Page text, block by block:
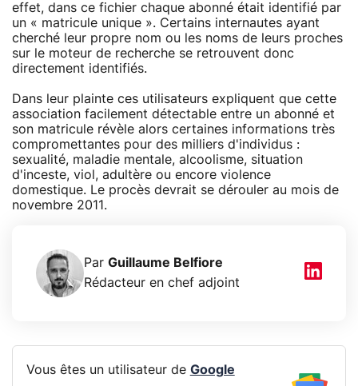
effet, dans ce fichier chaque abonné était identifié par
un « matricule unique ». Certains internautes ayant
cherché leur propre nom ou les noms de leurs proches
sur le moteur de recherche se retrouvent donc
directement identifiés.
Dans leur plainte ces utilisateurs expliquent que cette
association facilement détectable entre un abonné et
son matricule révèle alors certaines informations très
compromettantes pour des milliers d'individus :
sexualité, maladie mentale, alcoolisme, situation
d'inceste, viol, adultère ou encore violence
domestique. Le procès devrait se dérouler au mois de
novembre 2011.
Par Guillaume Belfiore
Rédacteur en chef adjoint
Vous êtes un utilisateur de Google